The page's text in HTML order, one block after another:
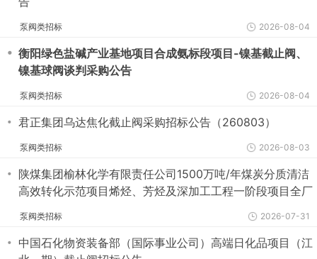
泵阀类招标 2026-08-04
・ 衡阳绿色盐碱产业基地项目合成氨标段项目-镍基截止阀、
镍基球阀谈判采购公告
泵阀类招标 2026-08-04
・ 君正集团乌达焦化截止阀采购招标公告（260803）
泵阀类招标 2026-08-03
・ 陕煤集团榆林化学有限责任公司1500万吨/年煤炭分质清洁
高效转化示范项目烯烃、芳烃及深加工工程一阶段项目全厂
泵阀类招标 2026-07-31
・ 中国石化物资装备部（国际事业公司）高端日化品项目（江